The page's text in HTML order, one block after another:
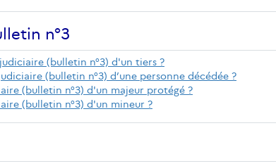
n°3
(bulletin n°3) d'un tiers ?
(bulletin n°3) d’une personne décédée ?
(bulletin n°3) d'un majeur protégé ?
(bulletin n°3) d'un mineur ?